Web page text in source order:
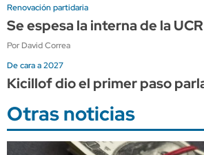
Renovación partidaria
Se espesa la interna de la
Por David Correa
De cara a 2027
Kicillof dio el primer paso
Otras noticias